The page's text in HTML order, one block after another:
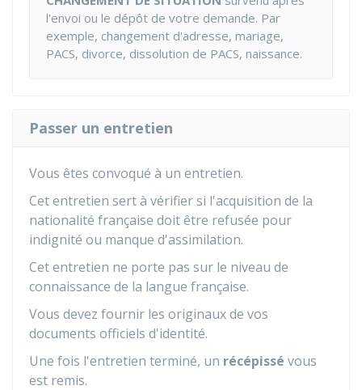
l'envoi ou le dépôt de votre demande. Par
exemple, changement d'adresse, mariage,
PACS, divorce, dissolution de PACS, naissance.
Passer un entretien
Vous êtes convoqué à un entretien.
Cet entretien sert à vérifier si l'acquisition de la
nationalité française doit être refusée pour
indignité ou manque d'assimilation.
Cet entretien ne porte pas sur le niveau de
connaissance de la langue française.
Vous devez fournir les originaux de vos
documents officiels d'identité.
Une fois l'entretien terminé, un récépissé vous
est remis.